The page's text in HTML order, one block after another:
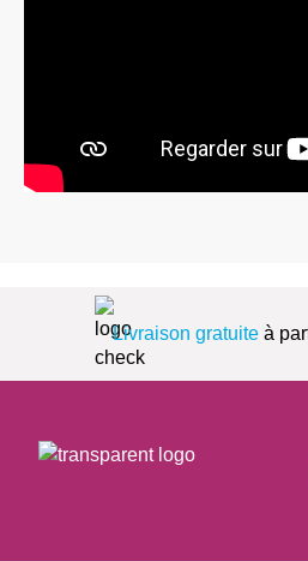
Livraison gratuiteà